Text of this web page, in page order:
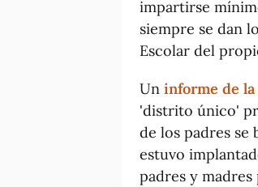
impartirse
siempre se dan
Escolar del
Un informe de
'distrito único'
de los padres
estuvo
padres y